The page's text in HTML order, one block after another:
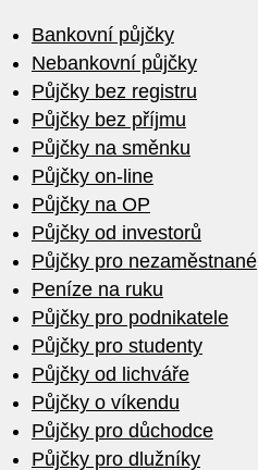
Bankovní půjčky
Nebankovní půjčky
Půjčky bez registru
Půjčky bez příjmu
Půjčky na směnku
Půjčky on-line
Půjčky na OP
Půjčky od investorů
Půjčky pro nezaměstnané
Peníze na ruku
Půjčky pro podnikatele
Půjčky pro studenty
Půjčky od lichváře
Půjčky o víkendu
Půjčky pro důchodce
Půjčky pro dlužníky